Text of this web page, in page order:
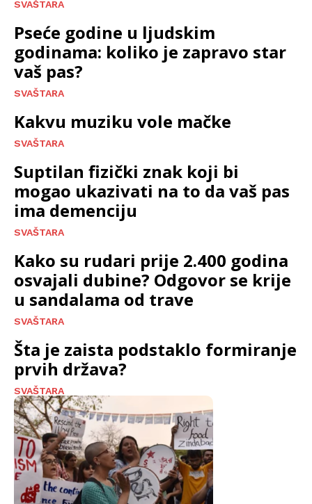
SVAŠTARA
Pseće godine u ljudskim
godinama: koliko je zapravo star
vaš pas?
SVAŠTARA
Kakvu muziku vole mačke
SVAŠTARA
Suptilan fizički znak koji bi
mogao ukazivati na to da vaš pas
ima demenciju
SVAŠTARA
Kako su rudari prije 2.400 godina
osvajali dubine? Odgovor se krije
u sandalama od trave
SVAŠTARA
Šta je zaista podstaklo formiranje
prvih država?
SVAŠTARA